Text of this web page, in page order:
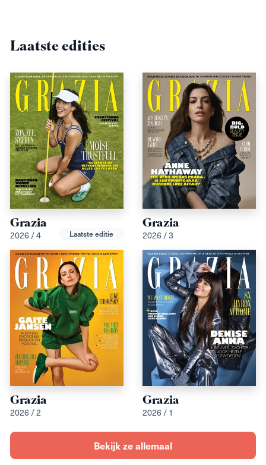
Laatste edities
Grazia
2026 / 4 Laatste editie
Grazia
2026 / 3
Grazia
2026 / 2
Grazia
2026 / 1
Bekijk ze allemaal